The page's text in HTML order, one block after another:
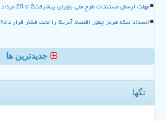
مهلت ارسال مستندات طرح ملی یاوران پیشرفت2 تا 20 مرداد تمدید گردید
انسداد تنگه هرمز چطور اقتصاد آمریکا را تحت فشار قرار داد؟
جدیدترین ها
تگها